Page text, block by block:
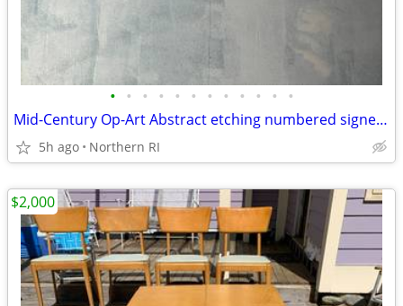
• • • • • • • • • • • •
Mid-Century Op-Art Abstract etching numbered signed Patrick Dupre A479
5h ago Northern RI
$2,000